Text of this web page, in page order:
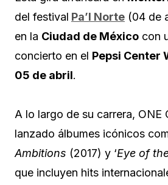
del festival Pa’l Norte (04 de
en la Ciudad de México con
concierto en el Pepsi Center
05 de abril.
A lo largo de su carrera, ONE
lanzado álbumes icónicos
Ambitions (2017) y ‘Eye of
que incluyen hits